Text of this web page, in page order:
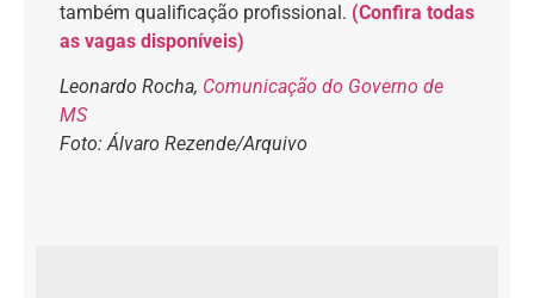
também qualificação profissional. (Confira todas
as vagas disponíveis)
Leonardo Rocha, Comunicação do Governo de
MS
Foto: Álvaro Rezende/Arquivo